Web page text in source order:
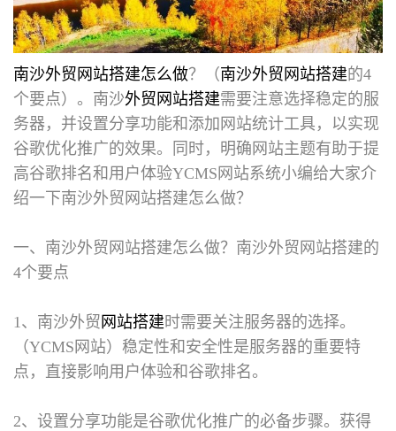
南沙外贸网站搭建怎么做？（南沙外贸网站搭建的4
个要点）。南沙外贸网站搭建需要注意选择稳定的服
务器，并设置分享功能和添加网站统计工具，以实现
谷歌优化推广的效果。同时，明确网站主题有助于提
高谷歌排名和用户体验YCMS网站系统小编给大家介
绍一下南沙外贸网站搭建怎么做？
一、南沙外贸网站搭建怎么做？ 南沙外贸网站搭建的
4个要点
1、南沙外贸 网站搭建时需要关注服务器的选择。
（YCMS网站）稳定性和安全性是服务器的重要特
点，直接影响用户体验和谷歌排名。
2、设置分享功能是谷歌优化推广的必备步骤。获得